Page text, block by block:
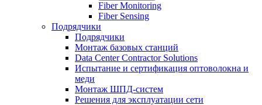
Fiber Monitoring
Fiber Sensing
Подрядчики
Подрядчики
Монтаж базовых станций
Data Center Contractor Solutions
Испытание и сертификация оптоволокна и
меди
Монтаж ШПД-систем
Решения для эксплуатации сети